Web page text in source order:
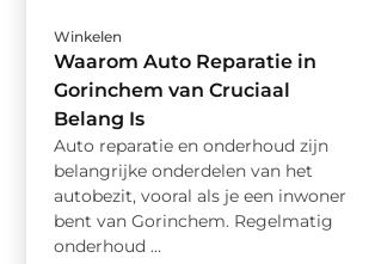
Winkelen
Waarom Auto Reparatie in
Gorinchem van Cruciaal
Belang Is
Auto reparatie en onderhoud zijn
belangrijke onderdelen van het
autobezit, vooral als je een inwoner
bent van Gorinchem. Regelmatig
onderhoud ...